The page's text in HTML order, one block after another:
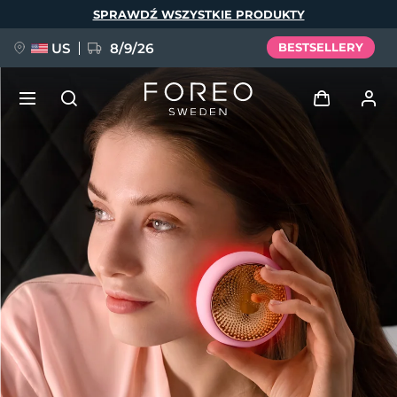
SPRAWDŹ WSZYSTKIE PRODUKTY
US 8/9/26 BESTSELLERY
Zaloguj
Profil użytkownika
Moje urządzenia
Moje zamówienia
Moje adresy
Moje subskrypcje
NOWOŚĆ
FAQ™ Pure Beauty-Tech Elixir
BREAKING NEWS
issa™ Teeth Whitening Set
Deutsch
Español
Français
Italiano
Português
Polski
Svenska
Русский
Türkçe
简体中文 繁體中文